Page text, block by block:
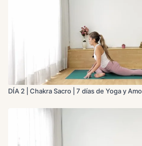
DÍA 2 | Chakra Sacro | 7 días de Yoga y